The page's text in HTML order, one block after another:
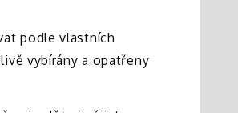
podle vlastních
vybírány a opatřeny